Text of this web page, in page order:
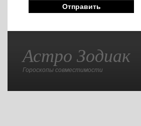
Астро Зодиак
Гороскопы совместимости